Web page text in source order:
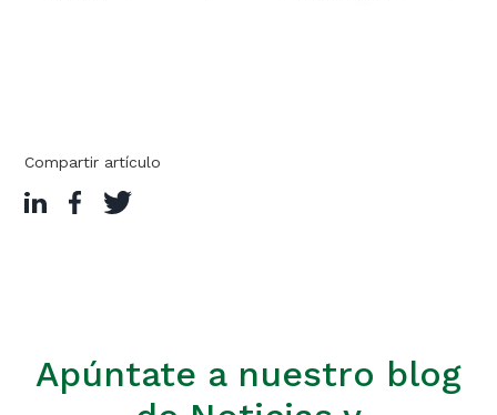
Compartir artículo
Apúntate a nuestro blog